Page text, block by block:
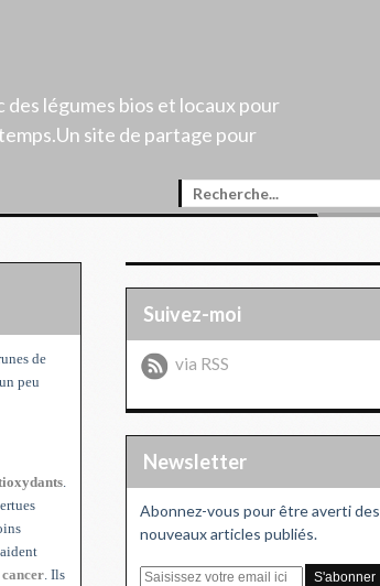
légumes bios et locaux pour
site de partage pour
de
peu
cancer . Ils
Suivez-moi
via RSS
Newsletter
Abonnez-vous pour être averti des
nouveaux articles publiés.
E